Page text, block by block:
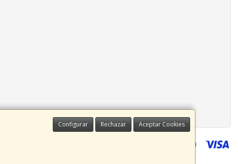
Configurar Rechazar Aceptar Cookies